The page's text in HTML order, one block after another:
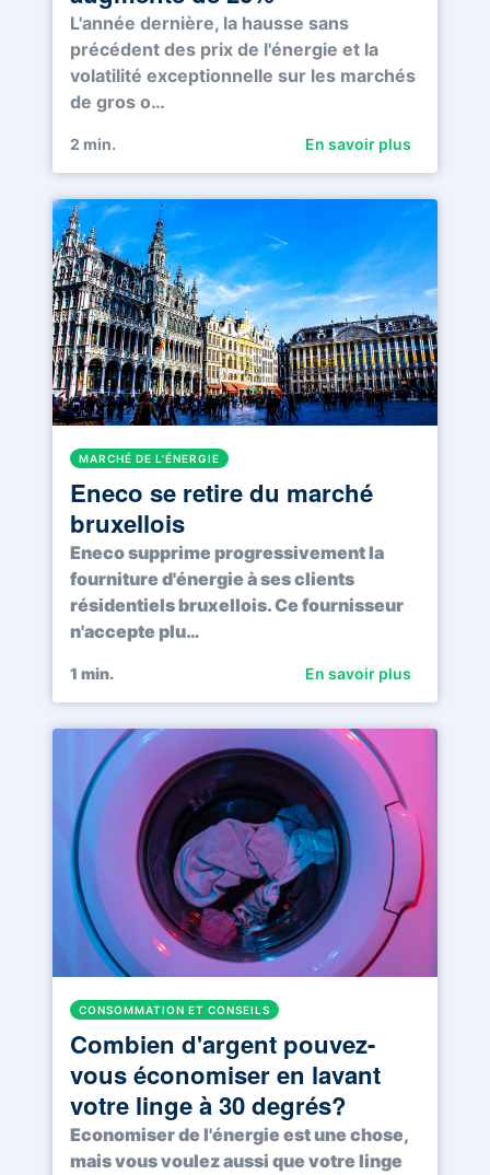
L'année dernière, la hausse sans
précédent des prix de l'énergie et la
volatilité exceptionnelle sur les marchés
de gros o…
2 min. En savoir plus
MARCHÉ DE L'ÉNERGIE
Eneco se retire du marché
bruxellois
Eneco supprime progressivement la
fourniture d'énergie à ses clients
résidentiels bruxellois. Ce fournisseur
n'accepte plu…
1 min. En savoir plus
CONSOMMATION ET CONSEILS
Combien d'argent pouvez-
vous économiser en lavant
votre linge à 30 degrés?
Economiser de l'énergie est une chose,
mais vous voulez aussi que votre linge